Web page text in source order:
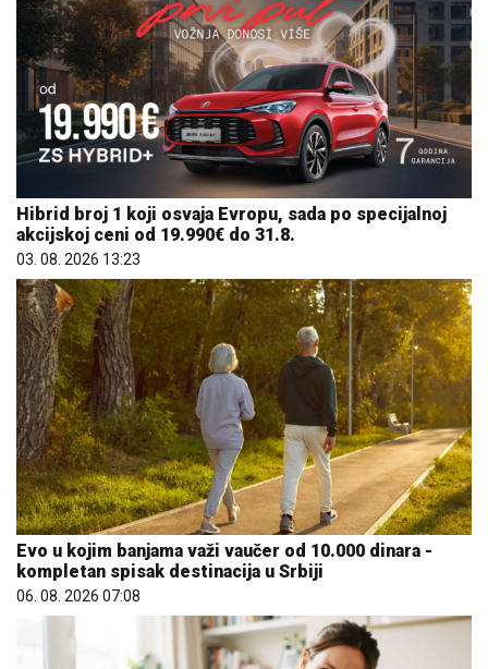
Hibrid broj 1 koji osvaja Evropu, sada po specijalnoj
akcijskoj ceni od 19.990€ do 31.8.
03. 08. 2026 13:23
Evo u kojim banjama važi vaučer od 10.000 dinara -
kompletan spisak destinacija u Srbiji
06. 08. 2026 07:08